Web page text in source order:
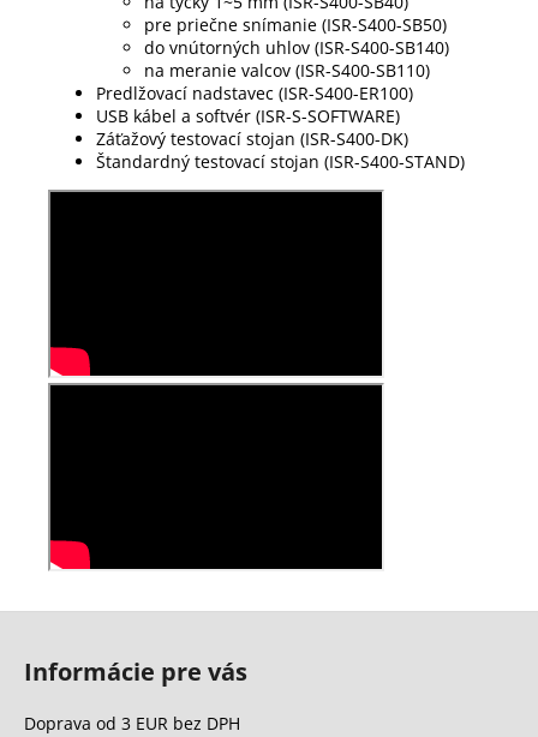
pre priečne snímanie (ISR-S400-SB50)
do vnútorných uhlov (ISR-S400-SB140)
na meranie valcov (ISR-S400-SB110)
Predlžovací nadstavec (ISR-S400-ER100)
USB kábel a softvér (ISR-S-SOFTWARE)
Záťažový testovací stojan (ISR-S400-DK)
Štandardný testovací stojan (ISR-S400-STAND)
Informácie pre vás
Doprava od 3 EUR bez DPH